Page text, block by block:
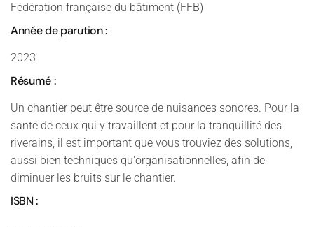
Fédération française du bâtiment (FFB)
Année de parution :
2023
Résumé :
Un chantier peut être source de nuisances sonores. Pour la
santé de ceux qui y travaillent et pour la tranquillité des
riverains, il est important que vous trouviez des solutions,
aussi bien techniques qu'organisationnelles, afin de
diminuer les bruits sur le chantier.
ISBN :